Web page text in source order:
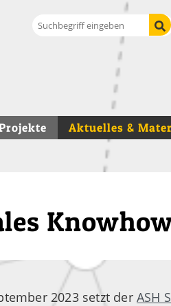
Suche
Aktuelles &
2023 setzt der ASH